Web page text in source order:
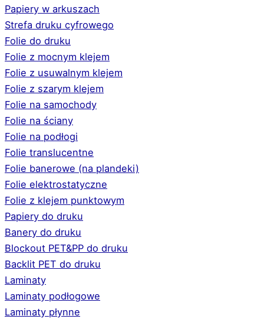
Papiery w arkuszach
Strefa druku cyfrowego
Folie do druku
Folie z mocnym klejem
Folie z usuwalnym klejem
Folie z szarym klejem
Folie na samochody
Folie na ściany
Folie na podłogi
Folie translucentne
Folie banerowe (na plandeki)
Folie elektrostatyczne
Folie z klejem punktowym
Papiery do druku
Banery do druku
Blockout PET&PP do druku
Backlit PET do druku
Laminaty
Laminaty podłogowe
Laminaty płynne